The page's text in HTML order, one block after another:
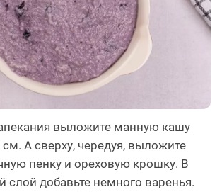
выложите манную кашу
А сверху, чередуя, выложите
пенку и ореховую крошку. В
слой добавьте немного варенья.